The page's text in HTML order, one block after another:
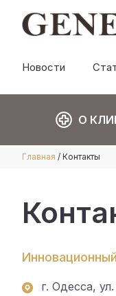
Новости
О
Главная / Контакты
г. Одесса,